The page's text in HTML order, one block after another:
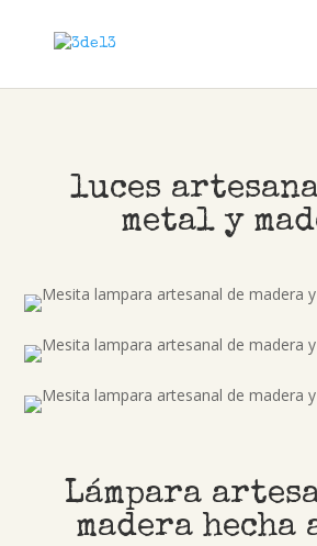
luces
metal y
Lámpara
madera hecha